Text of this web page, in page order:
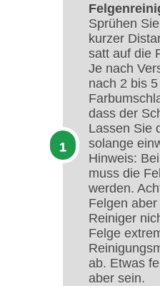
Sprühen
kurzer
satt auf die
Je nach
nach 2 bis
dass der
Lassen Sie
solange
Hinweis:
muss die
werden.
Felgen
Reiniger
Felge
ab. Etwas
aber sein.